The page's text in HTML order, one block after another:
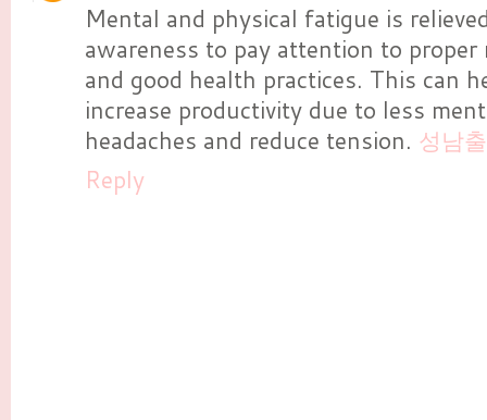
Mental and physical fatigue is
awareness to pay attention to
and good health practices. This can
increase productivity due to less
headaches and reduce tension. 성남
Reply